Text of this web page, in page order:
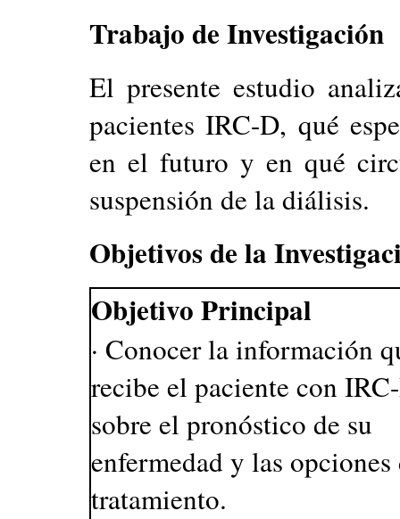
Trabajo de Investigación
El presente estudio
pacientes IRC-D, qué
en el futuro y en qué
suspensión de la diálisis.
Objetivos de la
Objetivo Principal
· Conocer la información
recibe el paciente con
sobre el pronóstico de su
enfermedad y las opciones
tratamiento.